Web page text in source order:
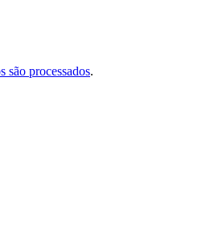
são processados.